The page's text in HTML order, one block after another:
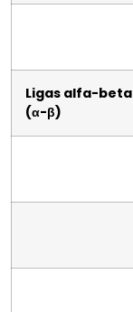
Ligas alfa-beta
(α-β)